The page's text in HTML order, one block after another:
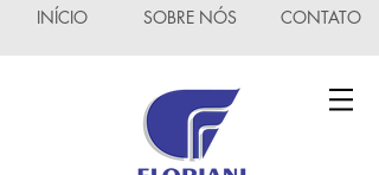
CONTATO
SOBRE NÓS
INÍCIO